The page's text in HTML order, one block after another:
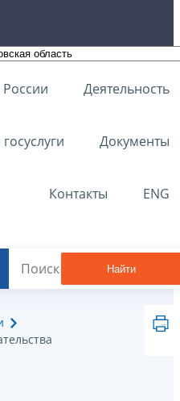
Деятельность
Документы
Контакты ENG
Найти